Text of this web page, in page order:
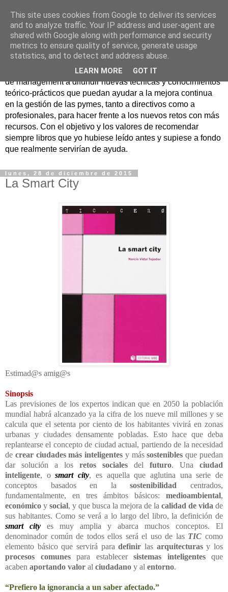
Nuevo Viernes - Nuevo
Libro
Nace con la misión de ayudar mediante la lectura de libros
de management a difundir nuevas técnicas y conocimientos
teórico-prácticos que puedan ayudar a la mejora continua
en la gestión de las pymes, tanto a directivos como a
profesionales, para hacer frente a los nuevos retos con más
recursos. Con el objetivo y los valores de recomendar
siempre libros que yo hubiese leído antes y supiese a fondo
que realmente servirían de ayuda.
lunes, 28 de diciembre de 2015
La Smart City
Estimad@s amig@s
Sinopsis
Las previsiones de los expertos indican que en 2050 la población
mundial habrá alcanzado ya la cifra de los nueve mil millones y se
calcula que el setenta por ciento de los habitantes vivirá en zonas
urbanas y ciudades densamente pobladas. Esto hace que deba
replantearse el concepto de ciudad actual, partiendo de la necesidad
de crear ciudades más inteligentes y mássostenibles que puedan
dar solución a los retos sociales del futuro. Una ciudad
inteligente, osmart city, es aquella que aglutina una serie de
conceptos basados en lasostenibilidad centrados,
fundamentalmente, en tres ámbitos básicos: medioambiental,
económico y social, y que busca la mejora de la calidad de vida de
sus habitantes. Como se verá a lo largo del libro, la definición de
smart city es muy amplia y abarca muchos conceptos. El
denominador común de todos ellos será el uso de las TIC como
elemento básico que servirá paradefinir las arquitecturasy los
procesos comunespara establecer sistemas inteligentesque
acaben aportando valor al ciudadano y al entorno.
“Prefiero la ignorancia a un saber afectado.”
This site uses cookies from Google to deliver its services
and to analyze traffic. Your IP address and user-agent are
shared with Google along with performance and security
metrics to ensure quality of service, generate usage
statistics, and to detect and address abuse.
LEARN MORE GOT IT